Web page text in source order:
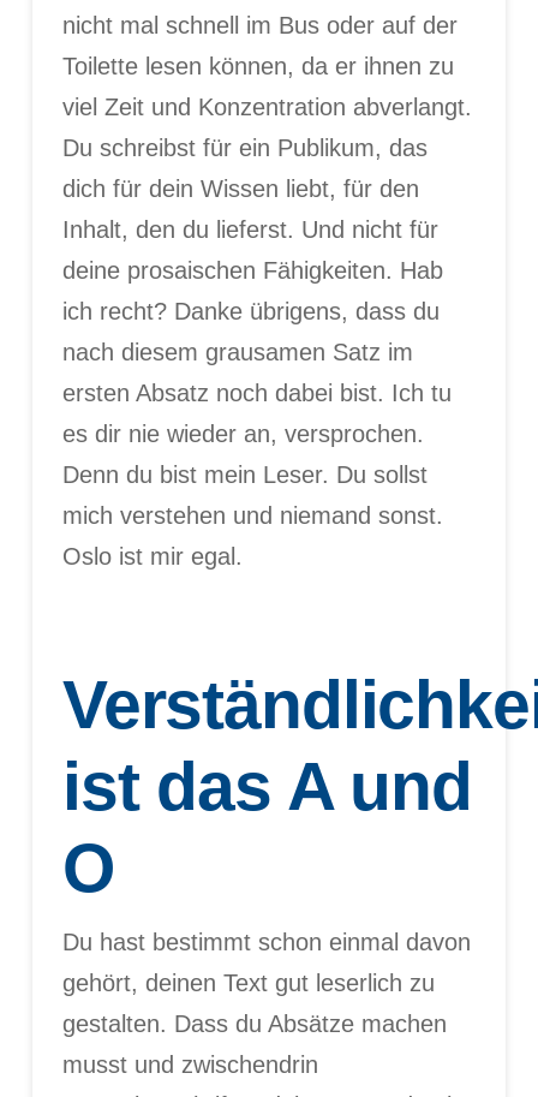
nicht mal schnell im Bus oder auf der
Toilette lesen können, da er ihnen zu
viel Zeit und Konzentration abverlangt.
Du schreibst für ein Publikum, das
dich für dein Wissen liebt, für den
Inhalt, den du lieferst. Und nicht für
deine prosaischen Fähigkeiten. Hab
ich recht? Danke übrigens, dass du
nach diesem grausamen Satz im
ersten Absatz noch dabei bist. Ich tu
es dir nie wieder an, versprochen.
Denn du bist mein Leser. Du sollst
mich verstehen und niemand sonst.
Oslo ist mir egal.
ist das A und
O
Du hast bestimmt schon einmal davon
gehört, deinen Text gut leserlich zu
gestalten. Dass du Absätze machen
musst und zwischendrin